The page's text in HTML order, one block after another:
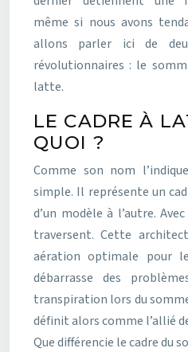
même si nous avons
allons parler ici de
révolutionnaires : le
latte.
LE CADRE À
QUOI ?
Comme son nom
simple. Il représente un
d’un modèle à l’autre.
traversent. Cette
aération optimale pour
débarrasse des
transpiration lors du
définit alors comme l’allié
Que différencie le cadre du